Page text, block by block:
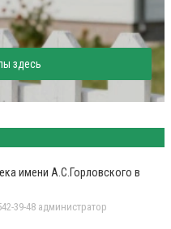
здесь
имени А.С.Горловского в
39-48 администратор